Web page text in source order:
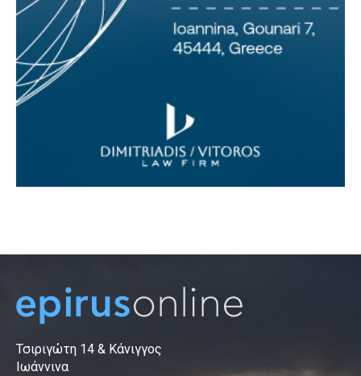
Τσιριγώτη 14 & Κάνιγγος
Ιωάννινα